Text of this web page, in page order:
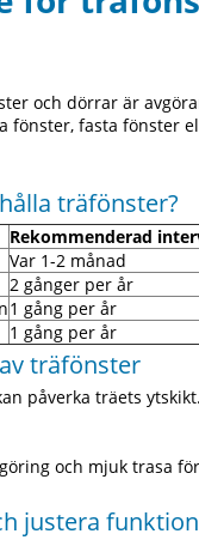
och dörrar är
fönster, fasta fönster
träfönster?
Rekommenderad
Var 1-2 månad
2 gånger per år
1 gång per år
1 gång per år
träfönster
påverka träets
och mjuk trasa
justera funktion